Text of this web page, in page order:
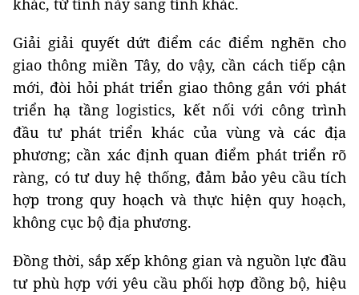
khác, từ tỉnh này sang tỉnh khác.
Giải giải quyết dứt điểm các điểm nghẽn cho
giao thông miền Tây, do vậy, cần cách tiếp cận
mới, đòi hỏi phát triển giao thông gắn với phát
triển hạ tầng logistics, kết nối với công trình
đầu tư phát triển khác của vùng và các địa
phương; cần xác định quan điểm phát triển rõ
ràng, có tư duy hệ thống, đảm bảo yêu cầu tích
hợp trong quy hoạch và thực hiện quy hoạch,
không cục bộ địa phương.
Đồng thời, sắp xếp không gian và nguồn lực đầu
tư phù hợp với yêu cầu phối hợp đồng bộ, hiệu